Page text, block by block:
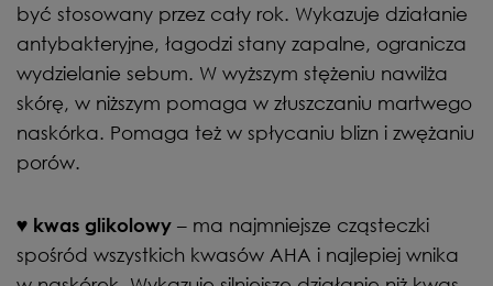
być stosowany przez cały rok. Wykazuje działanie
antybakteryjne, łagodzi stany zapalne, ogranicza
wydzielanie sebum. W wyższym stężeniu nawilża
skórę, w niższym pomaga w złuszczaniu martwego
naskórka. Pomaga też w spłycaniu blizn i zwężaniu
porów.
♥ kwas glikolowy – ma najmniejsze cząsteczki
spośród wszystkich kwasów AHA i najlepiej wnika